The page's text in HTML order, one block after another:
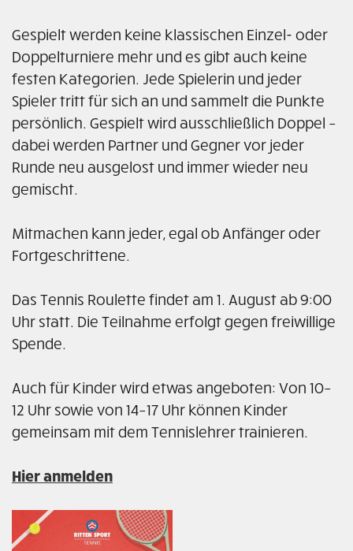
Gespielt werden keine klassischen Einzel- oder
Doppelturniere mehr und es gibt auch keine
festen Kategorien. Jede Spielerin und jeder
Spieler tritt für sich an und sammelt die Punkte
persönlich. Gespielt wird ausschließlich Doppel –
dabei werden Partner und Gegner vor jeder
Runde neu ausgelost und immer wieder neu
gemischt.
Mitmachen kann jeder, egal ob Anfänger oder
Fortgeschrittene.
Das Tennis Roulette findet am 1. August ab 9:00
Uhr statt. Die Teilnahme erfolgt gegen freiwillige
Spende.
Auch für Kinder wird etwas angeboten: Von 10–
12 Uhr sowie von 14–17 Uhr können Kinder
gemeinsam mit dem Tennislehrer trainieren.
Hier anmelden